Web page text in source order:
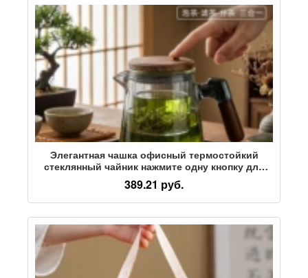
Элегантная чашка офисный термостойкий
стеклянный чайник нажмите одну кнопку для
разделения чая и воды чашка чайный сервиз
новый китайский стиль
389.21 руб.